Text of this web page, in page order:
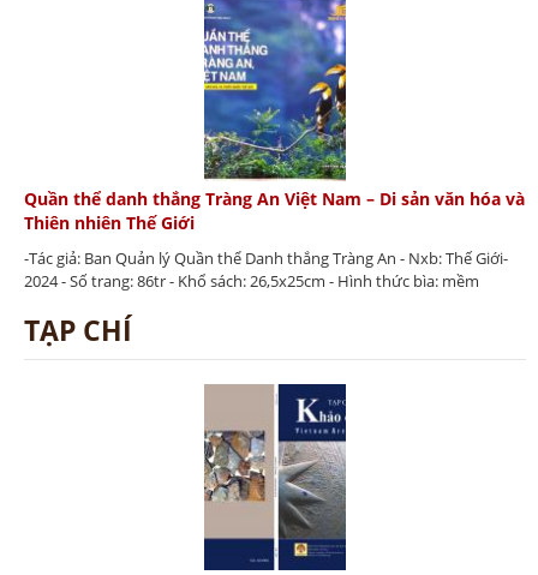
Quần thể danh thắng Tràng An Việt Nam – Di sản văn hóa và
Thiên nhiên Thế Giới
-Tác giả: Ban Quản lý Quần thể Danh thắng Tràng An - Nxb: Thế Giới-
2024 - Số trang: 86tr - Khổ sách: 26,5x25cm - Hình thức bìa: mềm
TẠP CHÍ